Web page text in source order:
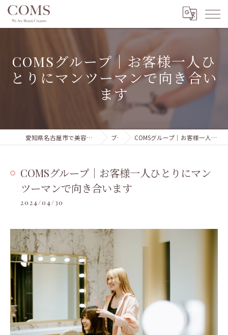
COMSグループ｜お客様一人ひ
とりにマンツーマンで向き合い
ます
愛知県名古屋市で美容室の求人ならCOMSグループ 本部 ブログ COMSグループ｜お客様一人ひとりにマンツーマンで向き合います
COMSグループ｜お客様一人ひとりにマン
ツーマンで向き合います
2024/04/30